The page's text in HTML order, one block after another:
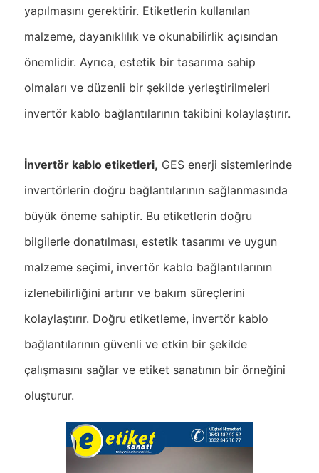
yapılmasını gerektirir. Etiketlerin kullanılan
malzeme, dayanıklılık ve okunabilirlik açısından
önemlidir. Ayrıca, estetik bir tasarıma sahip
olmaları ve düzenli bir şekilde yerleştirilmeleri
invertör kablo bağlantılarının takibini kolaylaştırır.
İnvertör kablo etiketleri, GES enerji sistemlerinde
invertörlerin doğru bağlantılarının sağlanmasında
büyük öneme sahiptir. Bu etiketlerin doğru
bilgilerle donatılması, estetik tasarımı ve uygun
malzeme seçimi, invertör kablo bağlantılarının
izlenebilirliğini artırır ve bakım süreçlerini
kolaylaştırır. Doğru etiketleme, invertör kablo
bağlantılarının güvenli ve etkin bir şekilde
çalışmasını sağlar ve etiket sanatının bir örneğini
oluşturur.